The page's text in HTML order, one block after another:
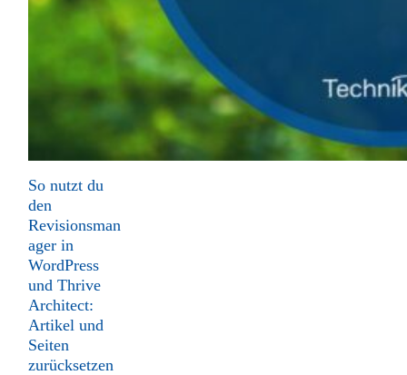
So nutzt du
den
Revisionsman
ager in
WordPress
und Thrive
Architect:
Artikel und
Seiten
zurücksetzen